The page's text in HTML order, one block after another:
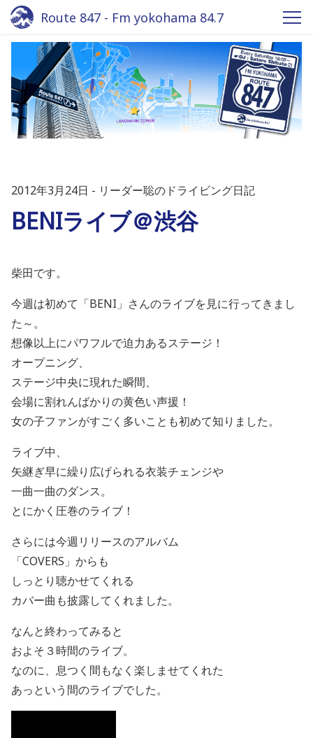
Route 847 - Fm yokohama 84.7
2012年3月24日 リーダー聡のドライビング日記
BENIライブ＠渋谷
柴田です。
今週は初めて「BENI」さんのライブを見に行ってきまし
た～。
想像以上にパワフルで迫力あるステージ！
オープニング、
ステージ中央に現れた瞬間、
会場に割れんばかりの黄色い声援！
女の子ファンがすごく多いことも初めて知りました。
ライブ中、
矢継ぎ早に繰り広げられる衣装チェンジや
一曲一曲のダンス。
とにかく圧巻のライブ！
さらには今週リリースのアルバム
「COVERS」からも
しっとり聴かせてくれる
カバー曲も披露してくれました。
なんと終わってみると
およそ３時間のライブ。
なのに、息つく間もなく楽しませてくれた
あっという間のライブでした。